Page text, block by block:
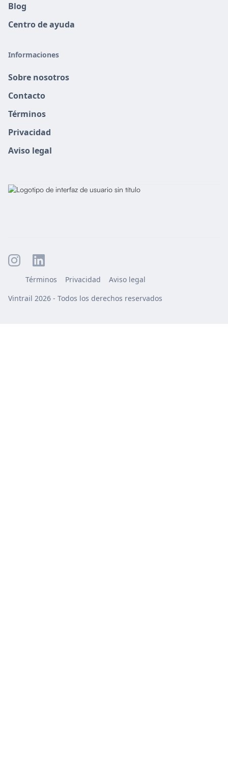
Blog
Centro de ayuda
Informaciones
Sobre nosotros
Contacto
Términos
Privacidad
Aviso legal
Vintrail 2026 - Todos los derechos reservados
Términos Privacidad Aviso legal